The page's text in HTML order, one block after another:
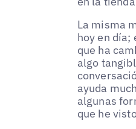
La misma
hoy en día;
que ha
algo
ayuda
algunas
que he